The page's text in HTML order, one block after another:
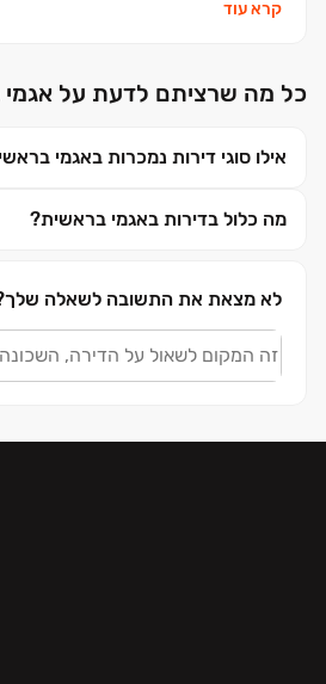
קרא עוד
כל מה שרציתם לדעת על אגמי
אילו סוגי דירות נמכרות באגמי
מה כלול בדירות באגמי בראשית?
לא מצאת את התשובה לשאלה